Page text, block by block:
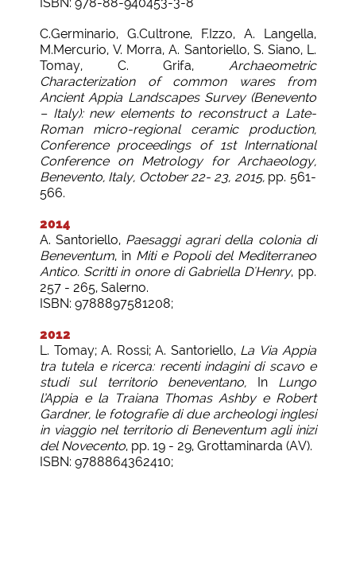
C.Germinario, G.Cultrone, F.Izzo, A. Langella,
M.Mercurio, V. Morra, A. Santoriello, S. Siano, L.
Tomay, C. Grifa, Archaeometric
Characterization of common wares from
Ancient Appia Landscapes Survey (Benevento
– Italy): new elements to reconstruct a Late-
Roman micro-regional ceramic production,
Conference proceedings of 1st International
Conference on Metrology for Archaeology,
Benevento, Italy, October 22- 23, 2015, pp. 561-
566.
2014
A. Santoriello, Paesaggi agrari della colonia di
Beneventum, in Miti e Popoli del Mediterraneo
Antico. Scritti in onore di Gabriella D'Henry, pp.
257 - 265, Salerno.
ISBN: 9788897581208;
2012
L. Tomay; A. Rossi; A. Santoriello, La Via Appia
tra tutela e ricerca: recenti indagini di scavo e
studi sul territorio beneventano, In Lungo
l’Appia e la Traiana Thomas Ashby e Robert
Gardner, le fotografie di due archeologi inglesi
in viaggio nel territorio di Beneventum agli inizi
del Novecento, pp. 19 - 29, Grottaminarda (AV).
ISBN: 9788864362410;